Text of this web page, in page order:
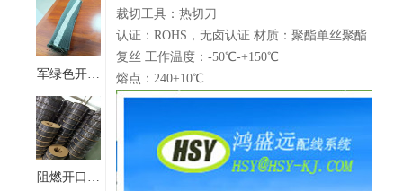
军绿色开口
自卷式编织
套管
阻燃开口自
裁切工具：热切刀
认证：ROHS，无卤认证 材质：聚酯单丝聚酯
复丝 工作温度：-50℃-+150℃
熔点：240±10℃